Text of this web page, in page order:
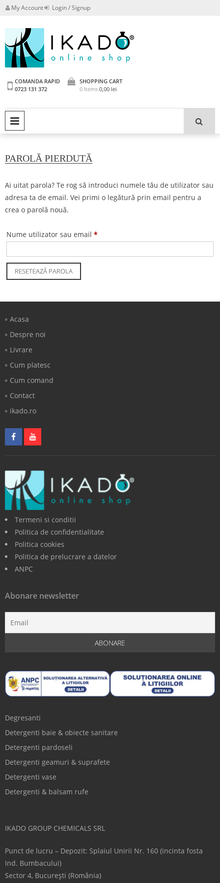
Skip
content
My Account Login / Signup
COMANDA RAPID
0723 131 372
SHOPPING CART
0 Items 0,00 lei
PAROLĂ PIERDUTĂ
Ai uitat parola? Te rog să introduci numele tău de utilizator sau
adresa ta de email. Vei primi o legătură prin email pentru a
crea o parolă nouă.
Nume utilizator sau email *Obligatoriu
RESETEAZĂ PAROLA
Acasa
Despre noi
Livrare
Cum platesc
Cum comand
Contact
ikado.ro
Termeni si conditii
Politica de confidentialitate
Politica cookies
Politica de prelucrare a datelor
ANPC
Abonare newsletter
Degresanti
Detergenti baie & obiecte sanitare
Detergenti pardoseli
Detergenti geamuri & suprafete
Detergenti vase
Detergenti & balsam rufe
IKADO GROUP CHEMICALS SRL
Punct de lucru – Depozit: Splaiul Unirii Nr. 160 (incinta fosta
Ind. Bumbacului)
Sector 4, București (România)